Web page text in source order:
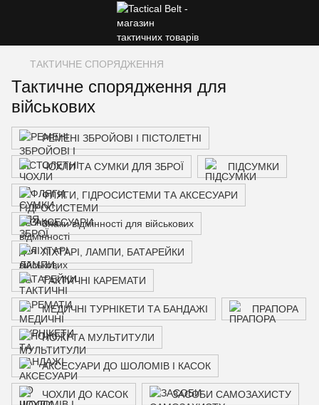
ТАКТИЧНЕ СПОРЯДЖЕННЯ
Тактичне спорядження для
військових
РЕМЕНІ ЗБРОЙОВІ І ПІСТОЛЕТНІ
ЧОХЛИ ТА СУМКИ ДЛЯ ЗБРОЇ ПІДСУМКИ
ФЛЯГИ, ГІДРОСИСТЕМИ ТА АКСЕСУАРИ
Знаки відмінності для військових
ЛІХТАРІ, ЛАМПИ, БАТАРЕЙКИ
ТАКТИЧНІ КАРЕМАТИ
МЕДИЧНІ ТУРНІКЕТИ ТА БАНДАЖІ ПРАПОРА
НОЖІ ТА МУЛЬТИТУЛИ
АКСЕСУАРИ ДО ШОЛОМІВ І КАСОК
ЧОХЛИ ДО КАСОК ЗАСОБИ САМОЗАХИСТУ